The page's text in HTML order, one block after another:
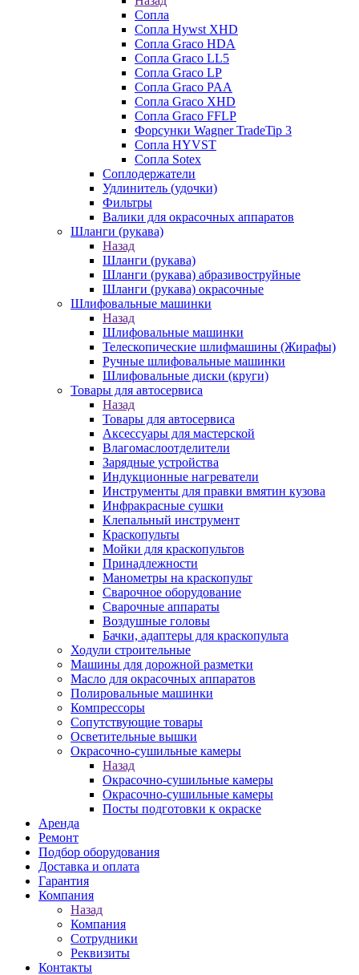
Сопла
Сопла Hywst XHD
Сопла Graco HDA
Сопла Graco LL5
Сопла Graco LP
Сопла Graco PAA
Сопла Graco XHD
Сопла Graco FFLP
Форсунки Wagner TradeTip 3
Сопла HYVST
Сопла Sotex
Соплодержатели
Удлинитель (удочки)
Фильтры
Валики для окрасочных аппаратов
Шланги (рукава)
Назад
Шланги (рукава)
Шланги (рукава) абразивоструйные
Шланги (рукава) окрасочные
Шлифовальные машинки
Назад
Шлифовальные машинки
Телескопические шлифмашины (Жирафы)
Ручные шлифовальные машинки
Шлифовальные диски (круги)
Товары для автосервиса
Назад
Товары для автосервиса
Аксессуары для мастерской
Влагомаслоотделители
Зарядные устройства
Индукционные нагреватели
Инструменты для правки вмятин кузова
Инфракрасные сушки
Клепальный инструмент
Краскопульты
Мойки для краскопультов
Принадлежности
Манометры на краскопульт
Сварочное оборудование
Сварочные аппараты
Воздушные головы
Бачки, адаптеры для краскопульта
Ходули строительные
Машины для дорожной разметки
Масло для окрасочных аппаратов
Полировальные машинки
Компрессоры
Сопутствующие товары
Осветительные вышки
Окрасочно-сушильные камеры
Назад
Окрасочно-сушильные камеры
Окрасочно-сушильные камеры
Посты подготовки к окраске
Аренда
Ремонт
Подбор оборудования
Доставка и оплата
Гарантия
Компания
Назад
Компания
Сотрудники
Реквизиты
Контакты